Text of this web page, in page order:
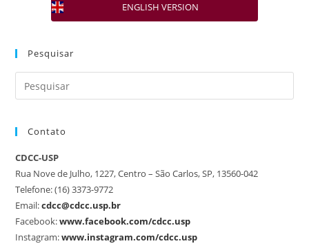
ENGLISH VERSION
Pesquisar
Contato
CDCC-USP
Rua Nove de Julho, 1227, Centro – São Carlos, SP, 13560-042
Telefone: (16) 3373-9772
Email:cdcc@cdcc.usp.br
Facebook:www.facebook.com/cdcc.usp
Instagram:www.instagram.com/cdcc.usp